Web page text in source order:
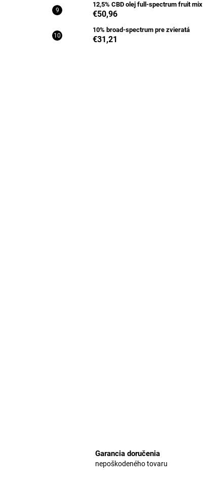
12,5% CBD olej full-spectrum fruit mix
€50,96
10% broad-spectrum pre zvieratá
€31,21
Garancia doručenia
nepoškodeného tovaru